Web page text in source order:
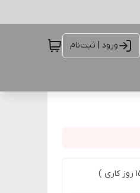
ورود | ثبت‌نام